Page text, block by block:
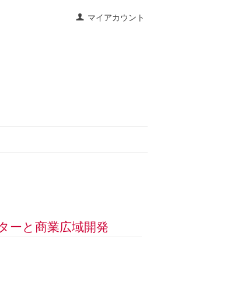
マイアカウント
ーと商業広域開発